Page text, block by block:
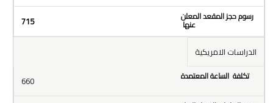
715
الدراسات الامريكية
660